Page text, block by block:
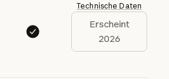
Technische Daten
Erscheint
2026